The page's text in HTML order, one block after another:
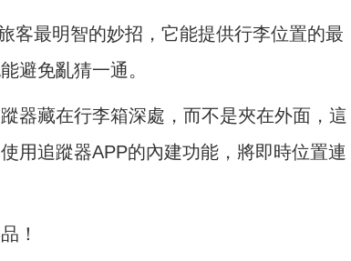
客最明智的妙招，它能提供行李位置的最
避免亂猜一通。
器藏在行李箱深處，而不是夾在外面，這
用追蹤器APP的內建功能，將即時位置連
！